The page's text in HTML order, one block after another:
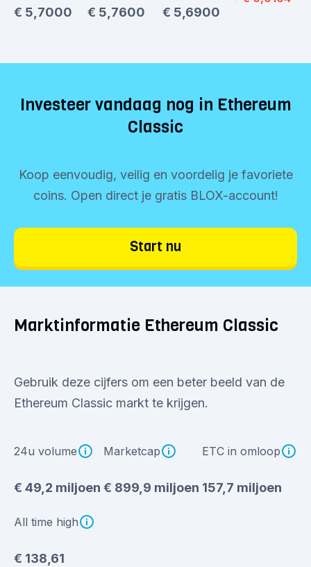
€ 5,7000 € 5,7600 € 5,6900
Investeer vandaag nog in Ethereum
Classic
Koop eenvoudig, veilig en voordelig je favoriete
coins. Open direct je gratis BLOX-account!
Start nu
Marktinformatie Ethereum Classic
Gebruik deze cijfers om een beter beeld van de
Ethereum Classic markt te krijgen.
24u volume
€ 49,2 miljoen
Marketcap
€ 899,9 miljoen
ETC in omloop
157,7 miljoen
All time high
€ 138,61